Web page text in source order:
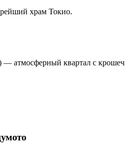
храм Токио.
атмосферный квартал с